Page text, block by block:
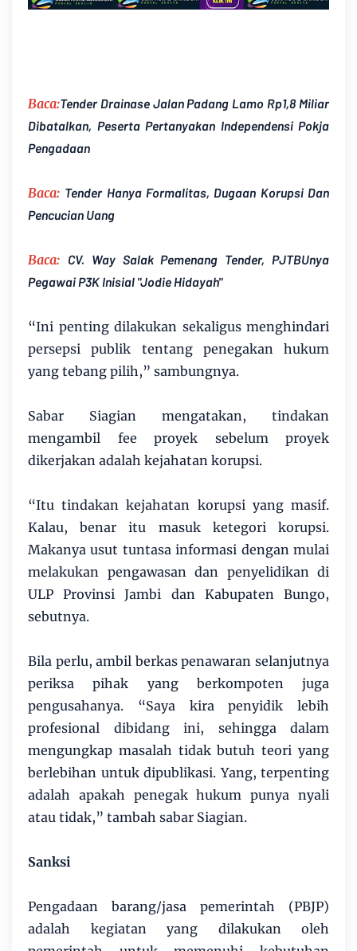
Baca:Tender Drainase Jalan Padang Lamo Rp1,8 Miliar
Dibatalkan, Peserta Pertanyakan Independensi Pokja
Pengadaan
Baca: Tender Hanya Formalitas, Dugaan Korupsi Dan
Pencucian Uang
Baca: CV. Way Salak Pemenang Tender, PJTBUnya
Pegawai P3K Inisial "Jodie Hidayah"
“Ini penting dilakukan sekaligus menghindari
persepsi publik tentang penegakan hukum
yang tebang pilih,” sambungnya.
Sabar Siagian mengatakan, tindakan
mengambil fee proyek sebelum proyek
dikerjakan adalah kejahatan korupsi.
“Itu tindakan kejahatan korupsi yang masif.
Kalau, benar itu masuk ketegori korupsi.
Makanya usut tuntasa informasi dengan mulai
melakukan pengawasan dan penyelidikan di
ULP Provinsi Jambi dan Kabupaten Bungo,
sebutnya.
Bila perlu, ambil berkas penawaran selanjutnya
periksa pihak yang berkompoten juga
pengusahanya. “Saya kira penyidik lebih
profesional dibidang ini, sehingga dalam
mengungkap masalah tidak butuh teori yang
berlebihan untuk dipublikasi. Yang, terpenting
adalah apakah penegak hukum punya nyali
atau tidak,” tambah sabar Siagian.
Sanksi
Pengadaan barang/jasa pemerintah (PBJP)
adalah kegiatan yang dilakukan oleh